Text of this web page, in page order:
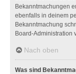
Bekanntmachungen
ebenfalls in deinem
Bekanntmachung
Board-Administration
Nach oben
Was sind